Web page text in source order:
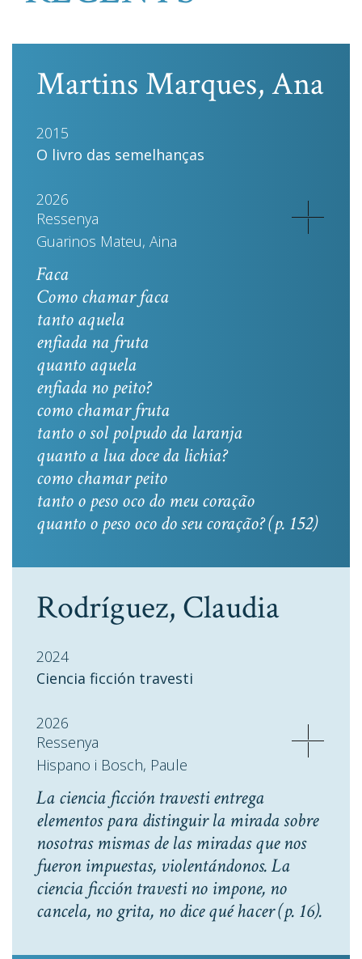
Martins Marques, Ana
2015
O livro das semelhanças
2026
Ressenya
Guarinos Mateu, Aina
Faca
Como chamar faca
tanto aquela
enfiada na fruta
quanto aquela
enfiada no peito?
como chamar fruta
tanto o sol polpudo da laranja
quanto a lua doce da lichia?
como chamar peito
tanto o peso oco do meu coração
quanto o peso oco do seu coração? (p. 152)
Rodríguez, Claudia
2024
Ciencia ficción travesti
2026
Ressenya
Hispano i Bosch, Paule
La ciencia ficción travesti entrega
elementos para distinguir la mirada sobre
nosotras mismas de las miradas que nos
fueron impuestas, violentándonos. La
ciencia ficción travesti no impone, no
cancela, no grita, no dice qué hacer(p. 16).